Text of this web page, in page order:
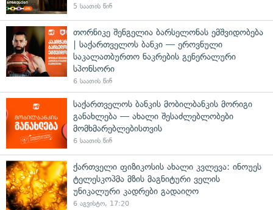
5 საათის წინ
თორნიკე შენგელია ბარსელონას ემშვიდობება
| საქართველოს ბანკი — ეროვნული
საკალათბურთო ნაკრების გენერალური
სპონსორი
6 საათის წინ
საქართველოს ბანკის მობილბანკის მორიგი
განახლება — ახალი შესაძლებლობები
მომხმარებლებისთვის
6 საათის წინ
ქართველი ფიზიკოსის ახალი კვლევა: ინოუეს
ტელესკოპმა მზის მაგნიტური ველის
უნიკალური კადრები გადაიღო
6 აგვისტო, 17:20